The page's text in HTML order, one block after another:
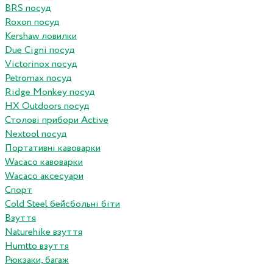
BRS посуд
Roxon посуд
Kershaw ловилки
Due Cigni посуд
Victorinox посуд
Petromax посуд
Ridge Monkey посуд
HX Outdoors посуд
Столові прибори Active
Nextool посуд
Портативні кавоварки
Wacaco кавоварки
Wacaco аксесуари
Спорт
Cold Steel бейсбольні біти
Взуття
Naturehike взуття
Humtto взуття
Рюкзаки, багаж